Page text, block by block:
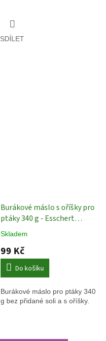
SDÍLET
Burákové máslo s oříšky pro
ptáky 340 g - Esschert
Design
Skladem
99 Kč
Do košíku
Burákové máslo pro ptáky 340
g bez přidané soli a s oříšky.